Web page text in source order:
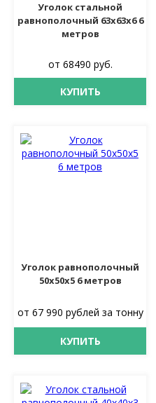
Уголок стальной
равнополочный 63х63х6 6
метров
от 68490 руб.
КУПИТЬ
Уголок равнополочный
50х50х5 6 метров
от 67 990 рублей за тонну
КУПИТЬ